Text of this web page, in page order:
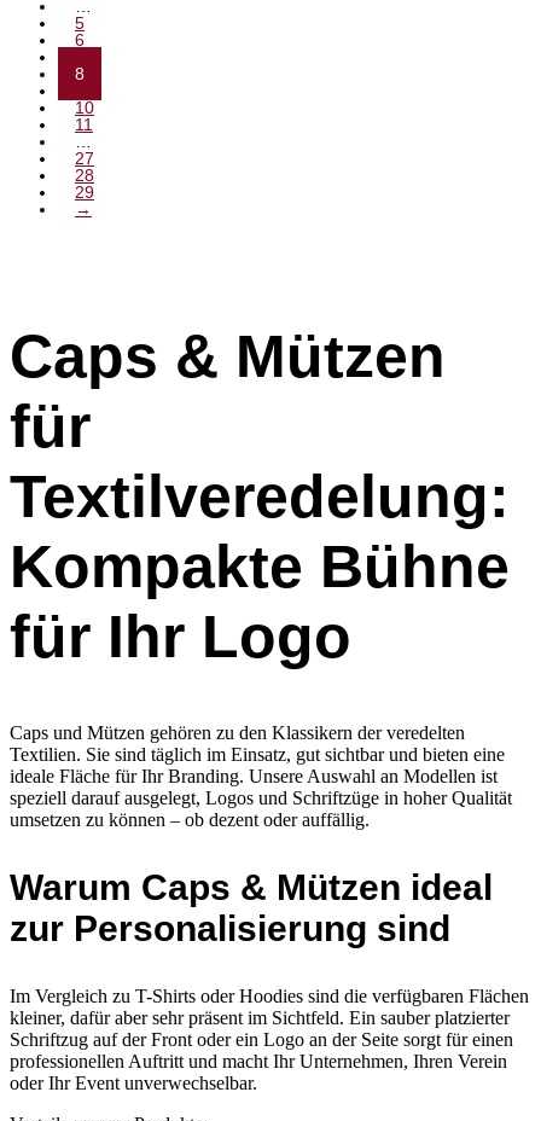
5
6
8
10
11
27
28
29
→
Caps & Mützen
für
Textilveredelung:
Kompakte Bühne
für Ihr Logo
Caps und Mützen gehören zu den Klassikern der veredelten
Textilien. Sie sind täglich im Einsatz, gut sichtbar und bieten eine
ideale Fläche für Ihr Branding. Unsere Auswahl an Modellen ist
speziell darauf ausgelegt, Logos und Schriftzüge in hoher Qualität
umsetzen zu können – ob dezent oder auffällig.
Warum Caps & Mützen ideal
zur Personalisierung sind
Im Vergleich zu T-Shirts oder Hoodies sind die verfügbaren Flächen
kleiner, dafür aber sehr präsent im Sichtfeld. Ein sauber platzierter
Schriftzug auf der Front oder ein Logo an der Seite sorgt für einen
professionellen Auftritt und macht Ihr Unternehmen, Ihren Verein
oder Ihr Event unverwechselbar.